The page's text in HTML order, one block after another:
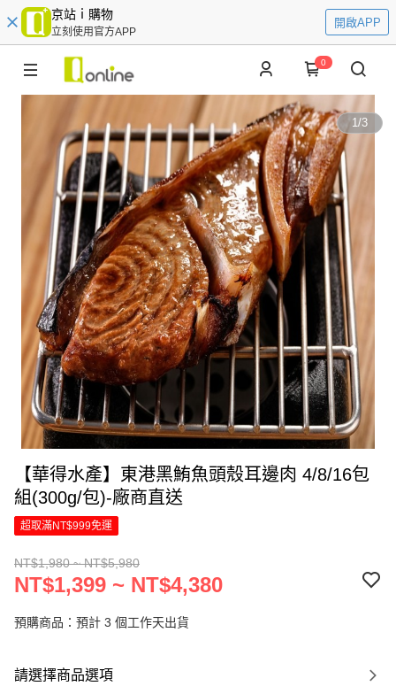
京站ｉ購物
立刻使用官方APP
開啟APP
0
1/3
【華得水產】東港黑鮪魚頭殼耳邊肉 4/8/16包
組(300g/包)-廠商直送
超取滿NT$999免運
NT$1,980 ~ NT$5,980
NT$1,399 ~ NT$4,380
預購商品：預計 3 個工作天出貨
請選擇商品選項